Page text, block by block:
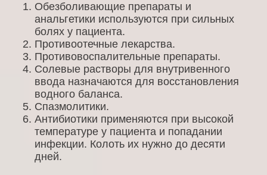
Обезболивающие препараты и
анальгетики используются при сильных
болях у пациента.
Противоотечные лекарства.
Противовоспалительные препараты.
Солевые растворы для внутривенного
ввода назначаются для восстановления
водного баланса.
Спазмолитики.
Антибиотики применяются при высокой
температуре у пациента и попадании
инфекции. Колоть их нужно до десяти
дней.